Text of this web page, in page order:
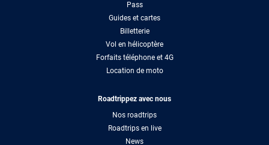
Pass
Guides et cartes
Billetterie
Vol en hélicoptère
Forfaits téléphone et 4G
Location de moto
Roadtrippez avec nous
Nos roadtrips
Roadtrips en live
News